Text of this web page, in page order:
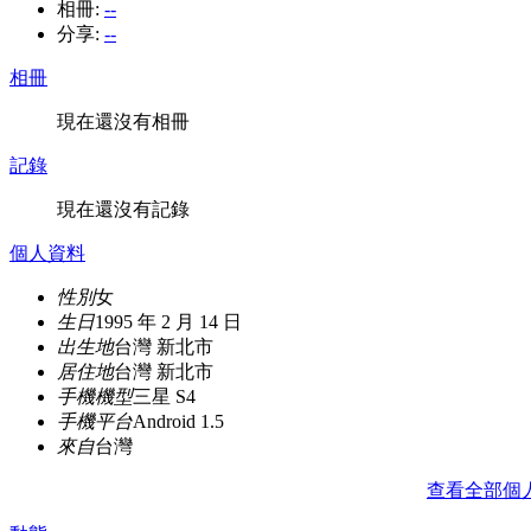
相冊: --
分享: --
相冊
現在還沒有相冊
記錄
現在還沒有記錄
個人資料
性別女
生日1995 年 2 月 14 日
出生地台灣 新北市
居住地台灣 新北市
手機機型三星 S4
手機平台Android 1.5
來自台灣
查看全部個